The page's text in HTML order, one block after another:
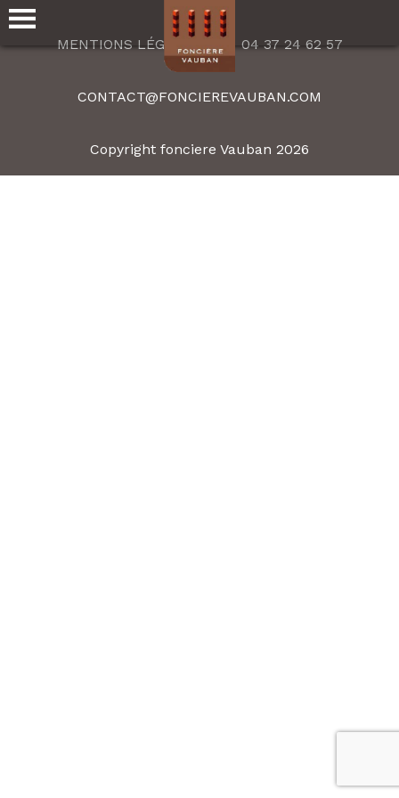
MENTIONS LÉGALES 04 37 24 62 57
CONTACT@FONCIEREVAUBAN.COM
Copyright fonciere Vauban 2026